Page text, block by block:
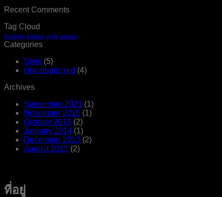
Recent Comments
Tag Cloud
brooklyn fashion style women
Categories
Style (5)
Uncategorized (4)
Archives
September 2021 (1)
November 2015 (1)
October 2015 (2)
January 2014 (1)
December 2013 (2)
August 2013 (2)
ที่อยู่